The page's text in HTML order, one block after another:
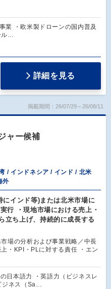
業 ・欧米製ドローンの国内普及
ル…
詳細を見る
掲載期間：26/07/29～26/08/11
ャー候補
/ インドネシア / インド / 北米
外
インド等)または北米市場に
行 ・現地市場における売上・
立ち上げ、持続的に成長する
場の分析および事業戦略／中長
・KPI・PLに対する責任 ・エン
日本語力 ・英語力（ビジネスレ
ジネス（Sa…